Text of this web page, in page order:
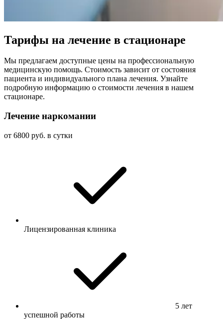
Тарифы на лечение в стационаре
Мы предлагаем доступные цены на профессиональную
медицинскую помощь. Стоимость зависит от состояния
пациента и индивидуального плана лечения. Узнайте
подробную информацию о стоимости лечения в нашем
стационаре.
Лечение наркомании
от 6800 руб. в сутки
Лицензированная клиника
5 лет
успешной работы